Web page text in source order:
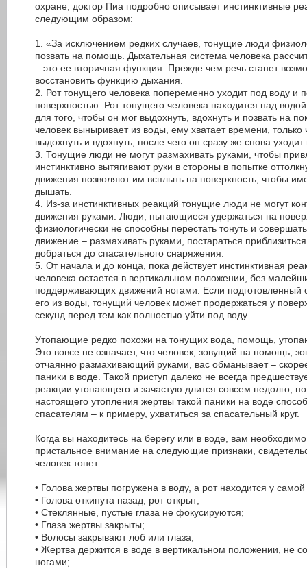
охране, доктор Пиа подробно описывает инстинктивные
следующим образом:
1. «За исключением редких случаев, тонущие люди
позвать на помощь. Дыхательная система человека
– это ее вторичная функция. Прежде чем речь станет
восстановить функцию дыхания.
2. Рот тонущего человека попеременно уходит под воду и
поверхностью. Рот тонущего человека находится над
для того, чтобы он мог выдохнуть, вдохнуть и позвать на
человек выныривает из воды, ему хватает времени, только
выдохнуть и вдохнуть, после чего он сразу же снова
3. Тонущие люди не могут размахивать руками, чтобы
инстинктивно вытягивают руки в стороны в попытке
движения позволяют им всплыть на поверхность, чтобы
дышать.
4. Из-за инстинктивных реакций тонущие люди не могут
движения руками. Люди, пытающиеся удержаться на
физиологически не способны перестать тонуть и
движение – размахивать руками, постараться
добраться до спасательного снаряжения.
5. От начала и до конца, пока действует инстинктивная
человека остается в вертикальном положении, без
поддерживающих движений ногами. Если подготовленный
его из воды, тонущий человек может продержаться у
секунд перед тем как полностью уйти под воду.
Утопающие редко похожи на тонущих вода, помощь,
Это вовсе не означает, что человек, зовущий на помощь,
отчаянно размахивающий руками, вас обманывает –
паники в воде. Такой приступ далеко не всегда
реакции утопающего и зачастую длится совсем недолго,
настоящего утопления жертвы такой паники на воде
спасателям – к примеру, ухватиться за спасательный круг.
Когда вы находитесь на берегу или в воде, вам
пристальное внимание на следующие признаки,
человек тонет:
• Голова жертвы погружена в воду, а рот находится у
• Голова откинута назад, рот открыт;
• Стеклянные, пустые глаза не фокусируются;
• Глаза жертвы закрыты;
• Волосы закрывают лоб или глаза;
• Жертва держится в воде в вертикальном положении, не
ногами;